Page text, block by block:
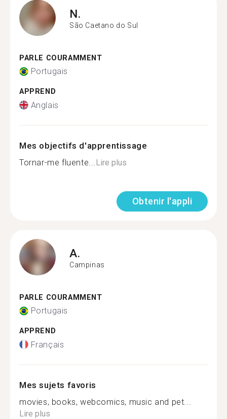
N.
São Caetano do Sul
PARLE COURAMMENT
Portugais
APPREND
Anglais
Mes objectifs d'apprentissage
Tornar-me fluente... Lire plus
Obtenir l'appli
A.
Campinas
PARLE COURAMMENT
Portugais
APPREND
Français
Mes sujets favoris
movies, books, webcomics, music and pet...
Lire plus